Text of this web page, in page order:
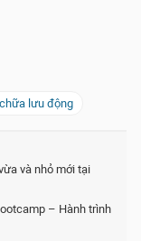
lưu động
và nhỏ mới tại
– Hành trình